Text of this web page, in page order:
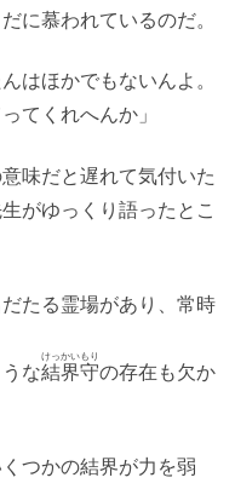
に慕われているのだ。
はほかでもないんよ。
てくれへんか」
味だと遅れて気付いた
がゆっくり語ったとこ
たる霊場があり、常時
な結界守
けっかいもり
の存在も欠か
つかの結界が力を弱